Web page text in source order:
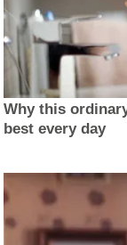
Why this
best every day